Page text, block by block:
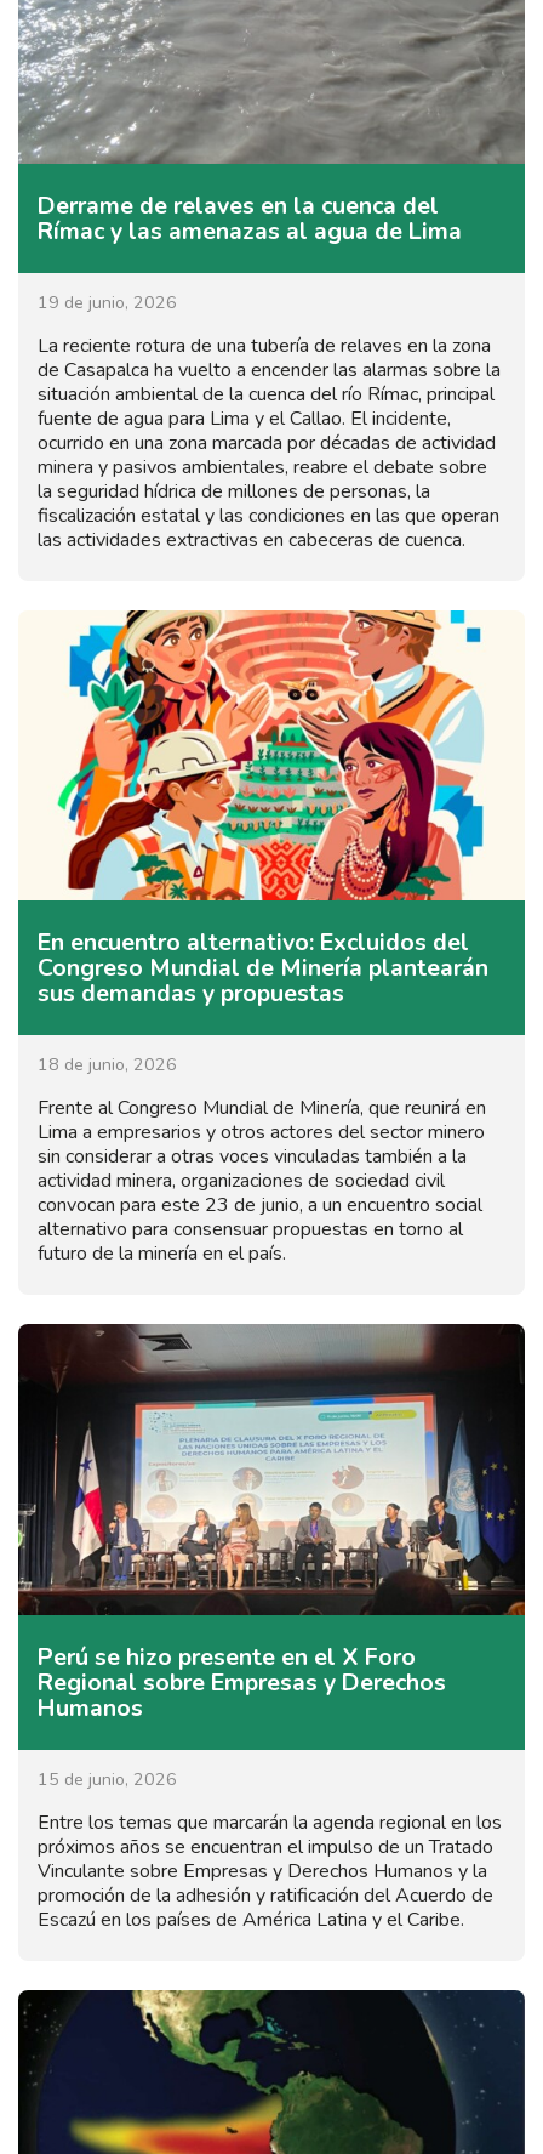
Derrame de relaves en la cuenca del
Rímac y las amenazas al agua de Lima
19 de junio, 2026
La reciente rotura de una tubería de relaves en la zona
de Casapalca ha vuelto a encender las alarmas sobre la
situación ambiental de la cuenca del río Rímac, principal
fuente de agua para Lima y el Callao. El incidente,
ocurrido en una zona marcada por décadas de actividad
minera y pasivos ambientales, reabre el debate sobre
la seguridad hídrica de millones de personas, la
fiscalización estatal y las condiciones en las que operan
las actividades extractivas en cabeceras de cuenca.
En encuentro alternativo: Excluidos del
Congreso Mundial de Minería plantearán
sus demandas y propuestas
18 de junio, 2026
Frente al Congreso Mundial de Minería, que reunirá en
Lima a empresarios y otros actores del sector minero
sin considerar a otras voces vinculadas también a la
actividad minera, organizaciones de sociedad civil
convocan para este 23 de junio, a un encuentro social
alternativo para consensuar propuestas en torno al
futuro de la minería en el país.
Perú se hizo presente en el X Foro
Regional sobre Empresas y Derechos
Humanos
15 de junio, 2026
Entre los temas que marcarán la agenda regional en los
próximos años se encuentran el impulso de un Tratado
Vinculante sobre Empresas y Derechos Humanos y la
promoción de la adhesión y ratificación del Acuerdo de
Escazú en los países de América Latina y el Caribe.